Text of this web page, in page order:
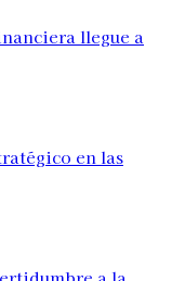
llegue a
en las